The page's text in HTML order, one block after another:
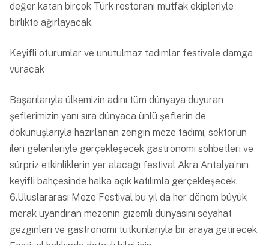
değer katan birçok Türk restoranı mutfak ekipleriyle
birlikte ağırlayacak.
Keyifli oturumlar ve unutulmaz tadımlar festivale damga
vuracak
Başarılarıyla ülkemizin adını tüm dünyaya duyuran
şeflerimizin yanı sıra dünyaca ünlü şeflerin de
dokunuşlarıyla hazırlanan zengin meze tadımı, sektörün
ileri gelenleriyle gerçekleşecek gastronomi sohbetleri ve
sürpriz etkinliklerin yer alacağı festival Akra Antalya’nın
keyifli bahçesinde halka açık katılımla gerçekleşecek.
6.Uluslararası Meze Festival bu yıl da her dönem büyük
merak uyandıran mezenin gizemli dünyasını seyahat
gezginleri ve gastronomi tutkunlarıyla bir araya getirecek.